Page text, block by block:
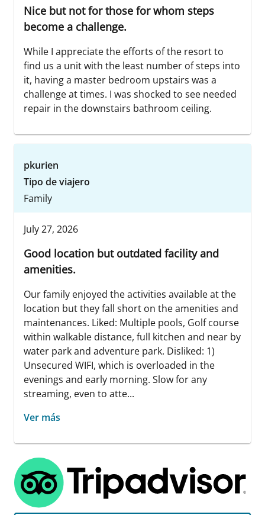
Nice but not for those for whom steps
become a challenge.
While I appreciate the efforts of the resort to
find us a unit with the least number of steps into
it, having a master bedroom upstairs was a
challenge at times. I was shocked to see needed
repair in the downstairs bathroom ceiling.
pkurien
Tipo de viajero
Family
July 27, 2026
Good location but outdated facility and
amenities.
Our family enjoyed the activities available at the
location but they fall short on the amenities and
maintenances. Liked: Multiple pools, Golf course
within walkable distance, full kitchen and near by
water park and adventure park. Disliked: 1)
Unsecured WIFI, which is overloaded in the
evenings and early morning. Slow for any
streaming, even to atte...
Ver más